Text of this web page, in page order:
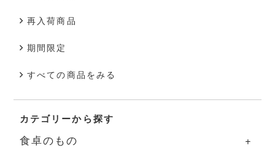
再入荷商品
期間限定
すべての商品をみる
カテゴリーから探す
食卓のもの